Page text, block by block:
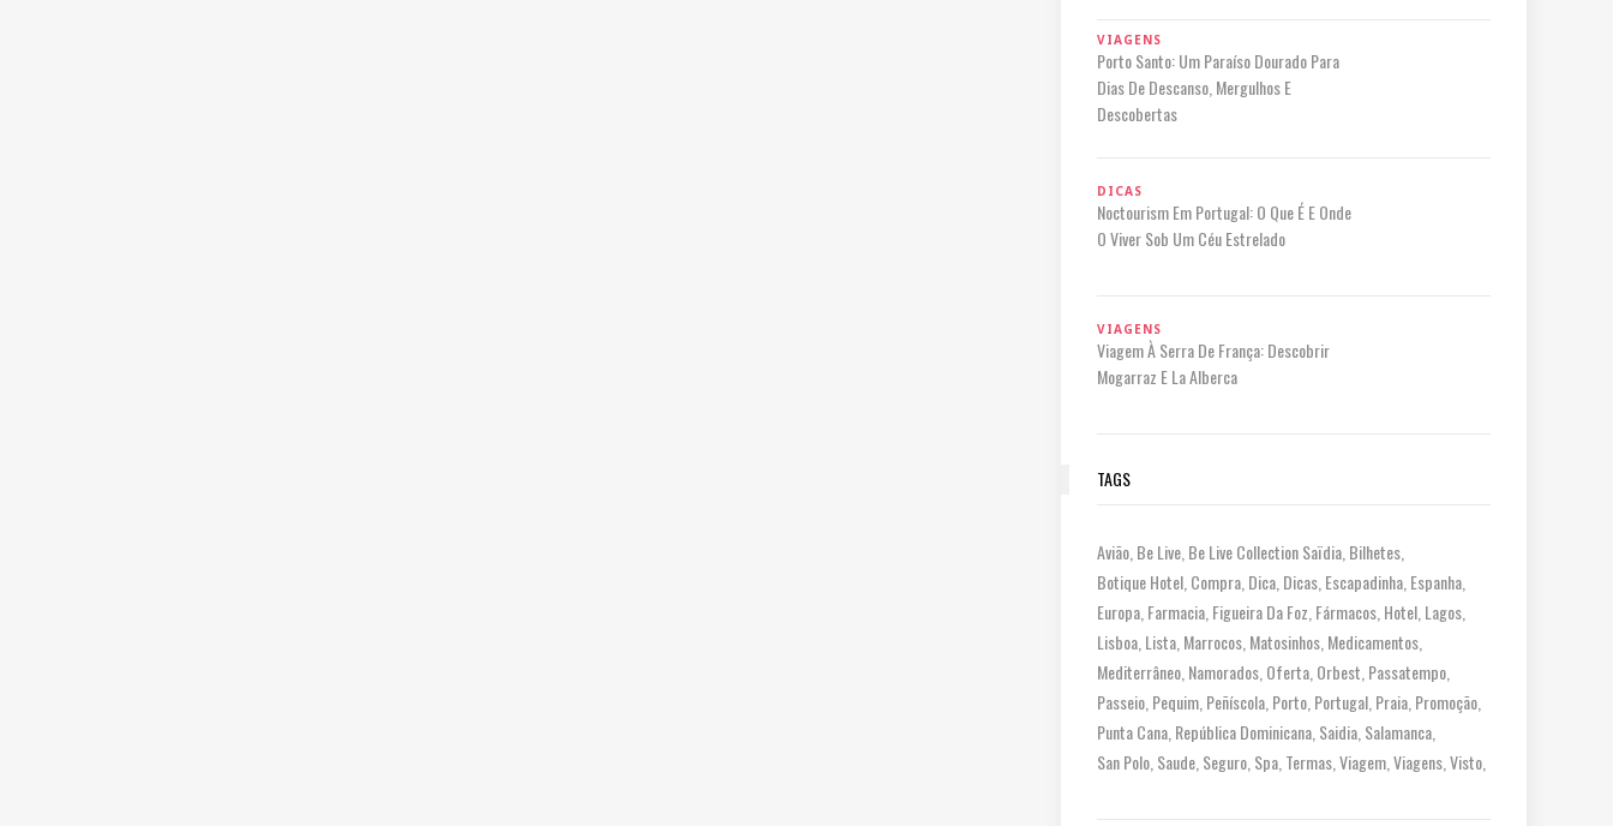
VIAGENS
Porto Santo: Um Paraíso Dourado Para
Dias De Descanso, Mergulhos E
Descobertas
DICAS
Noctourism Em Portugal: O Que É E Onde
O Viver Sob Um Céu Estrelado
VIAGENS
Viagem À Serra De França: Descobrir
Mogarraz E La Alberca
TAGS
Avião Be Live Be Live Collection Saïdia Bilhetes
Botique Hotel Compra Dica Dicas Escapadinha Espanha
Europa Farmacia Figueira Da Foz Fármacos Hotel Lagos
Lisboa Lista Marrocos Matosinhos Medicamentos
Mediterrâneo Namorados Oferta Orbest Passatempo
Passeio Pequim Peñíscola Porto Portugal Praia Promoção
Punta Cana República Dominicana Saidia Salamanca
San Polo Saude Seguro Spa Termas Viagem Viagens Visto